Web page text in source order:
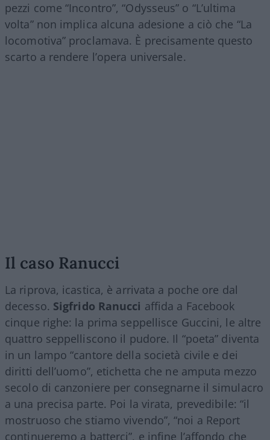
pezzi come “Incontro”, “Odysseus” o “L’ultima
volta” non implica alcuna adesione a ciò che “La
locomotiva” proclamava. È precisamente questo
scarto a rendere l’opera universale.
Il caso Ranucci
La riprova, icastica, è arrivata a poche ore dal
decesso. Sigfrido Ranucci affida a Facebook
cinque righe: la prima seppellisce Guccini, le altre
quattro seppelliscono il pudore. Il “poeta” diventa
in un lampo “cantore della società civile e dei
diritti dell’uomo”, etichetta che ne amputa mezzo
secolo di canzoniere per consegnarne il simulacro
a una precisa parte. Poi la virata, prevedibile: “il
mostruoso che stiamo vivendo”, “noi a Report
continueremo a batterci”, e infine l’affondo che